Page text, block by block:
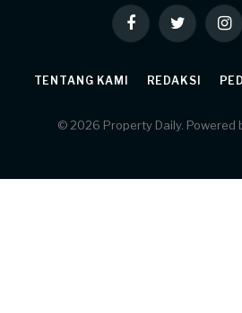
FacebookTwitter
TENTANG KAMI REDAKSI
© 2026 Property Daily. Powered